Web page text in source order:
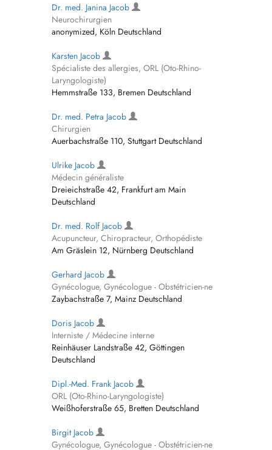
Dr. med. Janina Jacob
Neurochirurgien
anonymized, Köln Deutschland
Karsten Jacob
Spécialiste des allergies, ORL (Oto-Rhino-
Laryngologiste)
Hemmstraße 133, Bremen Deutschland
Dr. med. Petra Jacob
Chirurgien
Auerbachstraße 110, Stuttgart Deutschland
Ulrike Jacob
Médecin généraliste
Dreieichstraße 42, Frankfurt am Main
Deutschland
Dr. med. Rolf Jacob
Acupuncteur, Chiropracteur, Orthopédiste
Am Gräslein 12, Nürnberg Deutschland
Gerhard Jacob
Gynécologue, Gynécologue - Obstétricien-ne
Zaybachstraße 7, Mainz Deutschland
Doris Jacob
Interniste / Médecine interne
Reinhäuser Landstraße 42, Göttingen
Deutschland
Dipl.-Med. Frank Jacob
ORL (Oto-Rhino-Laryngologiste)
Weißhoferstraße 65, Bretten Deutschland
Birgit Jacob
Gynécologue, Gynécologue - Obstétricien-ne